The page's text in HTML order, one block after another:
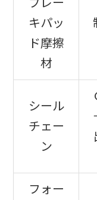
キパッ
ド摩擦
材
シール
チェー
ン
フォー